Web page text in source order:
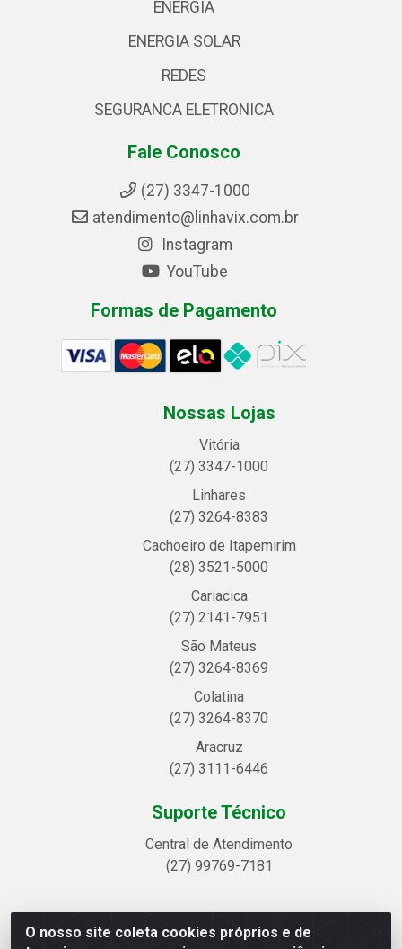
O nosso site coleta cookies próprios e de
ENERGIA
ENERGIA SOLAR
REDES
SEGURANCA ELETRONICA
Fale Conosco
(27) 3347-1000
atendimento@linhavix.com.br
Instagram
YouTube
Formas de Pagamento
Nossas Lojas
Vitória
(27) 3347-1000
Linhares
(27) 3264-8383
Cachoeiro de Itapemirim
(28) 3521-5000
Cariacica
(27) 2141-7951
São Mateus
(27) 3264-8369
Colatina
(27) 3264-8370
Aracruz
(27) 3111-6446
Suporte Técnico
Central de Atendimento
(27) 99769-7181
Linhavix Distribuidora LTDA - Avenida Alegre, 2521 -